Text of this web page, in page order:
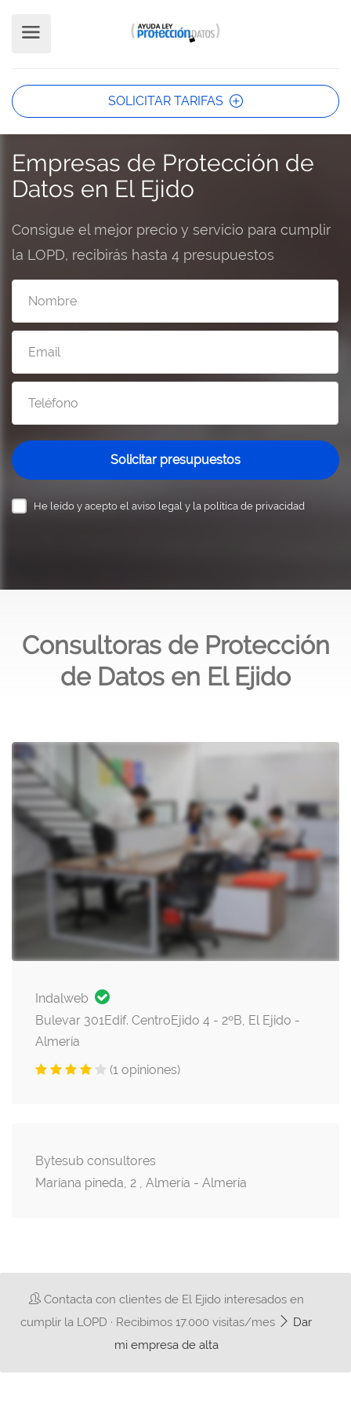
SOLICITAR TARIFAS
Empresas de Protección de
Datos en El Ejido
Consigue el mejor precio y servicio para cumplir
la LOPD, recibirás hasta 4 presupuestos
Solicitar presupuestos
He leído y acepto el aviso legal y la política de privacidad
Consultoras de Protección
de Datos en El Ejido
Indalweb
Bulevar 301Edif. CentroEjido 4 - 2ºB, El Ejido -
Almería
(1 opiniones)
Bytesub consultores
Mariana pineda, 2 , Almería - Almería
Contacta con clientes de El Ejido interesados en
cumplir la LOPD · Recibimos 17.000 visitas/mes
Dar
mi empresa de alta